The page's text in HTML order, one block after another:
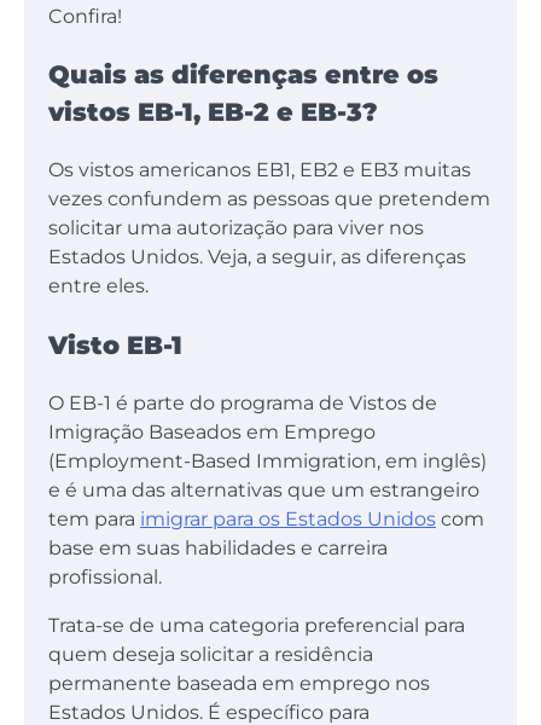
Confira!
Quais as diferenças entre os
vistos EB-1, EB-2 e EB-3?
Os vistos americanos EB1, EB2 e EB3 muitas
vezes confundem as pessoas que pretendem
solicitar uma autorização para viver nos
Estados Unidos. Veja, a seguir, as diferenças
entre eles.
Visto EB-1
O EB-1 é parte do programa de Vistos de
Imigração Baseados em Emprego
(Employment-Based Immigration, em inglês)
e é uma das alternativas que um estrangeiro
tem para imigrar para os Estados Unidos com
base em suas habilidades e carreira
profissional.
Trata-se de uma categoria preferencial para
quem deseja solicitar a residência
permanente baseada em emprego nos
Estados Unidos. É específico para